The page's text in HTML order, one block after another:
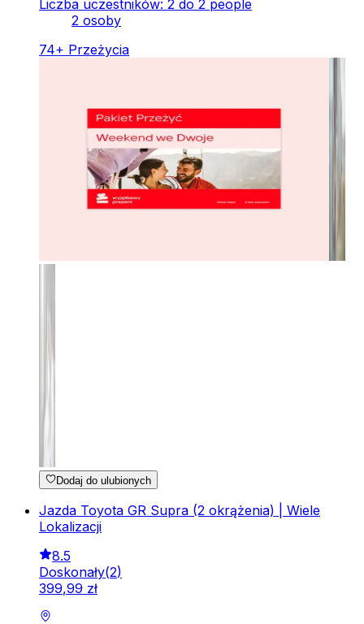
Liczba uczestników: 2 do 2 people
2 osoby
74+ Przeżycia
Dodaj do ulubionych
Jazda Toyota GR Supra (2 okrążenia) | Wiele
Lokalizacji
8.5
Doskonały(2)
399,99 zł